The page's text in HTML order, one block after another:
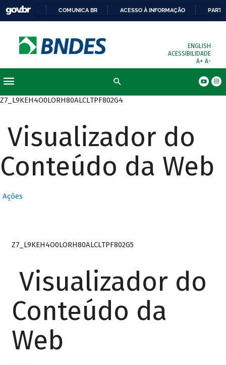
COMUNICA BR ACESSO À INFORMAÇÃO
ENGLISH
ACESSIBILIDADE
A+ A-
Z7_L9KEH4O0LORH80ALCLTPF802G4
Visualizador do
Conteúdo da Web
Ações
Z7_L9KEH4O0LORH80ALCLTPF802G5
Visualizador do
Conteúdo da
Web